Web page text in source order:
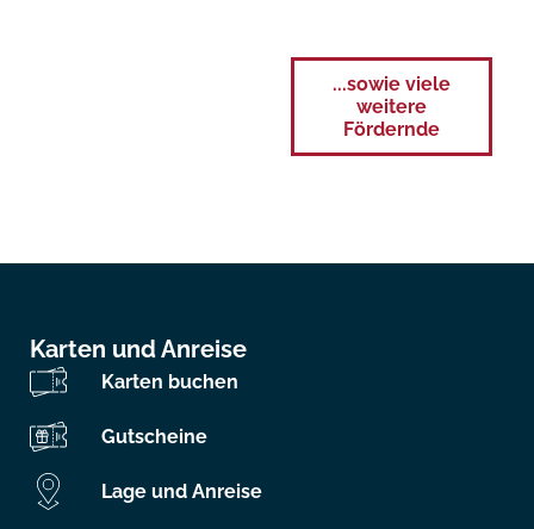
...sowie viele
weitere
Fördernde
Karten und Anreise
Karten buchen
Gutscheine
Lage und Anreise